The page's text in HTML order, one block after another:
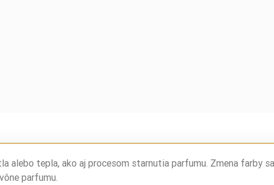
alebo tepla, ako aj procesom starnutia parfumu. Zmena farby
parfumu.